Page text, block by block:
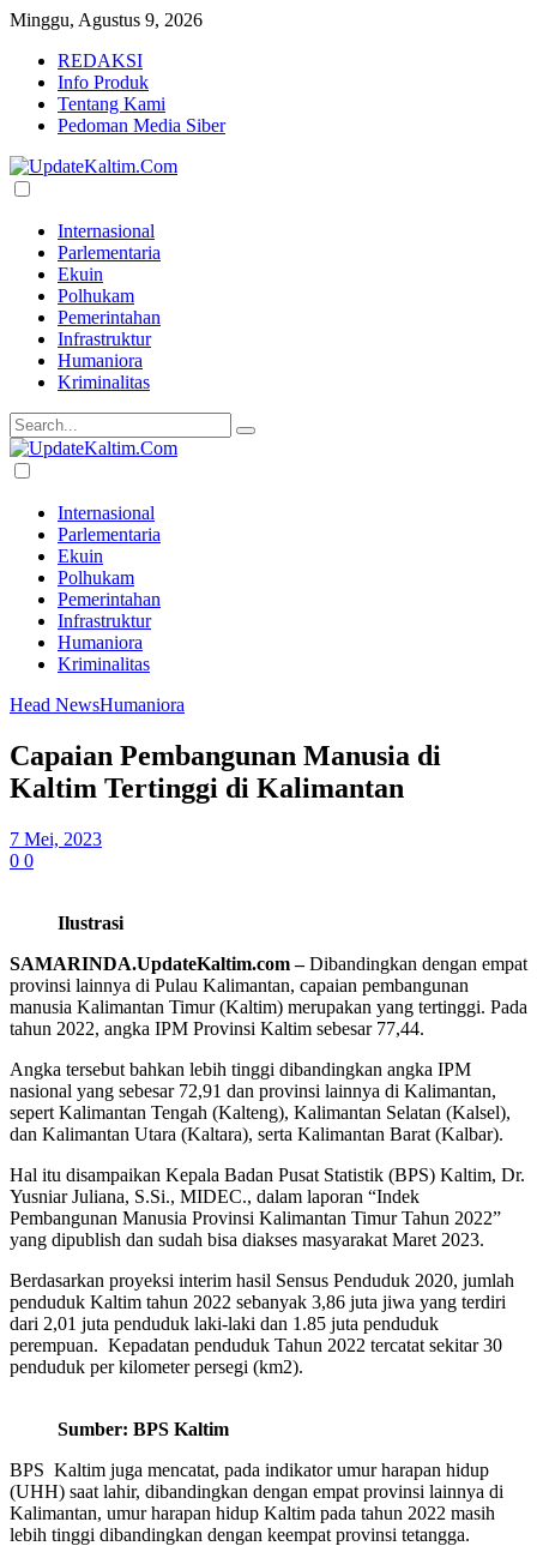
Minggu, Agustus 9, 2026
REDAKSI
Info Produk
Tentang Kami
Pedoman Media Siber
Internasional
Parlementaria
Ekuin
Polhukam
Pemerintahan
Infrastruktur
Humaniora
Kriminalitas
Internasional
Parlementaria
Ekuin
Polhukam
Pemerintahan
Infrastruktur
Humaniora
Kriminalitas
Head NewsHumaniora
Capaian Pembangunan Manusia di
Kaltim Tertinggi di Kalimantan
7 Mei, 2023
0 0
Ilustrasi
SAMARINDA.UpdateKaltim.com –Dibandingkan dengan empat
provinsi lainnya di Pulau Kalimantan, capaian pembangunan
manusia Kalimantan Timur (Kaltim) merupakan yang tertinggi. Pada
tahun 2022, angka IPM Provinsi Kaltim sebesar 77,44.
Angka tersebut bahkan lebih tinggi dibandingkan angka IPM
nasional yang sebesar 72,91 dan provinsi lainnya di Kalimantan,
sepert Kalimantan Tengah (Kalteng), Kalimantan Selatan (Kalsel),
dan Kalimantan Utara (Kaltara), serta Kalimantan Barat (Kalbar).
Hal itu disampaikan Kepala Badan Pusat Statistik (BPS) Kaltim, Dr.
Yusniar Juliana, S.Si., MIDEC., dalam laporan “Indek
Pembangunan Manusia Provinsi Kalimantan Timur Tahun 2022”
yang dipublish dan sudah bisa diakses masyarakat Maret 2023.
Berdasarkan proyeksi interim hasil Sensus Penduduk 2020, jumlah
penduduk Kaltim tahun 2022 sebanyak 3,86 juta jiwa yang terdiri
dari 2,01 juta penduduk laki-laki dan 1.85 juta penduduk
perempuan. Kepadatan penduduk Tahun 2022 tercatat sekitar 30
penduduk per kilometer persegi (km2).
Sumber: BPS Kaltim
BPS Kaltim juga mencatat, pada indikator umur harapan hidup
(UHH) saat lahir, dibandingkan dengan empat provinsi lainnya di
Kalimantan, umur harapan hidup Kaltim pada tahun 2022 masih
lebih tinggi dibandingkan dengan keempat provinsi tetangga.